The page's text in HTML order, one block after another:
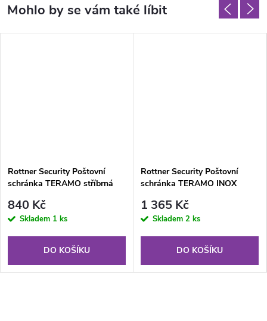
Rottner Security Poštovní
schránka TERAMO stříbrná
840 Kč
Skladem 1 ks
DO KOŠÍKU
Rottner Security Poštovní
schránka TERAMO INOX
1 365 Kč
Skladem 2 ks
DO KOŠÍKU